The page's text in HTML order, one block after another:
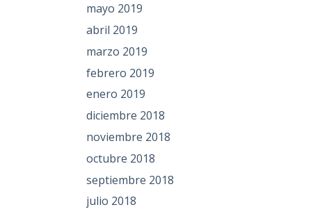
mayo 2019
abril 2019
marzo 2019
febrero 2019
enero 2019
diciembre 2018
noviembre 2018
octubre 2018
septiembre 2018
julio 2018